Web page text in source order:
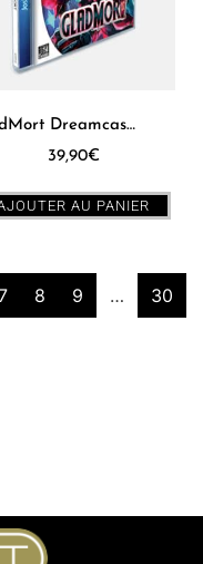
GladMort Dreamcast [US]
39,90€
AU PANIER
8 9 …
30